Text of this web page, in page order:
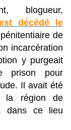
blogueur,
décédé le
de
incarcération
y purgeait
prison pour
Il avait été
la région de
dans ce lieu